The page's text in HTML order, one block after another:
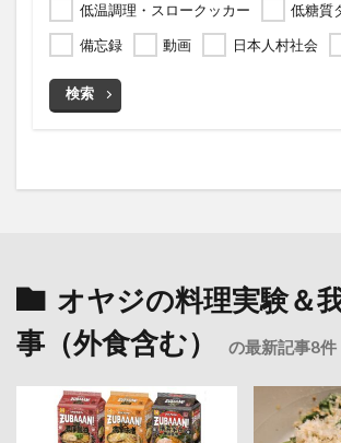
低温調理・スロークッカー
低糖質
備忘録
動画 日本人村社会
検索
オヤジの料理実験＆
事（外食含む）
の最新記事8件